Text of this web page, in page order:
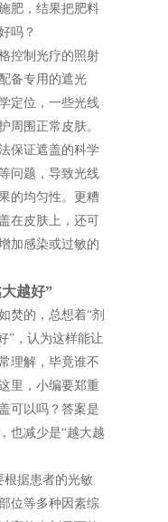
肥，结果把肥料
吗？
控制光疗的照射
备专用的遮光
定位，一些光线
周围正常皮肤。
保证遮盖的科学
问题，导致光线
的均匀性。更糟
在皮肤上，还可
加感染或过敏的
越好”
焚的，总想着“剂
”，认为这样能让
理解，毕竟谁不
里，小编要郑重
可以吗？答案是
也减少是“越大越
根据患者的光敏
位等多种因素综